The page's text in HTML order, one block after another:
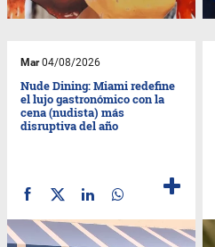
Mar04/08/2026
Nude Dining: Miami redefine
el lujo gastronómico con la
cena (nudista) más
disruptiva del año